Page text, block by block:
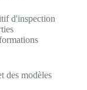
d'inspection
des modèles